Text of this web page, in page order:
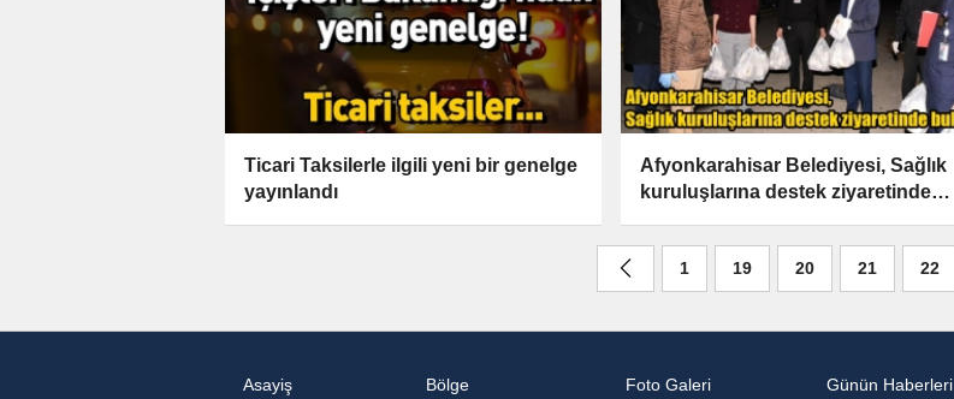
Ticari Taksilerle ilgili yeni bir genelge
yayınlandı
Afyonkarahisar Belediyesi, Sağlık
kuruluşlarına destek ziyaretinde
1 19 20 21 22
Asayiş Bölge Foto Galeri Günün Haberleri